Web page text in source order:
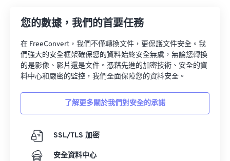
您的數據，我們的首要任務
在 FreeConvert，我們不僅轉換文件，更保護文件安全。我
們強大的安全框架確保您的資料始終安全無虞，無論您轉換
的是影像、影片還是文件。憑藉先進的加密技術、安全的資
料中心和嚴密的監控，我們全面保障您的資料安全。
了解更多關於我們對安全的承諾
SSL/TLS 加密
安全資料中心